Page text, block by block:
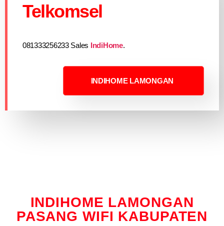
Telkomsel
081333256233 Sales IndiHome.
INDIHOME LAMONGAN
INDIHOME LAMONGAN
PASANG WIFI KABUPATEN